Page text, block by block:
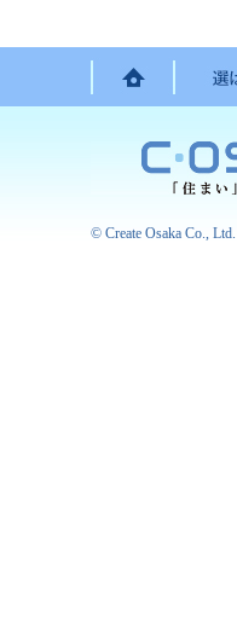
© Create Osaka Co., Ltd.